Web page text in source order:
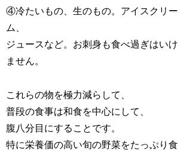
④冷たいもの、生のもの。アイスクリー
ム、
ジュースなど。お刺身も食べ過ぎはいけ
ません。
これらの物を極力減らして、
普段の食事は和食を中心にして、
腹八分目にすることです。
特に栄養価の高い旬の野菜をたっぷり食